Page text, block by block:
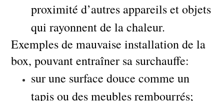
proximité d’autres appareils et objets
qui rayonnent de la chaleur.
Exemples de mauvaise installation de la
box, pouvant entraîner sa surchauffe:
sur une surface douce comme un
tapis ou des meubles rembourrés;